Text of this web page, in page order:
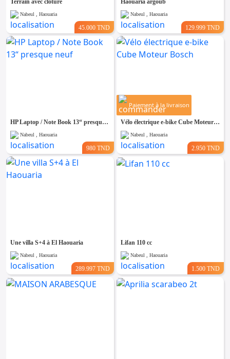
Terrain avec clôture
Nabeul , Haouaria
45.000 TND
Haouaria argoub
Nabeul , Haouaria
129.999 TND
HP Laptop / Note Book 13“ presque neuf
Nabeul , Haouaria
980 TND
Paiement à la livraison
Vélo électrique e-bike Cube Moteur Bosch
Nabeul , Haouaria
2.950 TND
Une villa S+4 à El Haouaria
Nabeul , Haouaria
289.997 TND
Lifan 110 cc
Nabeul , Haouaria
1.500 TND